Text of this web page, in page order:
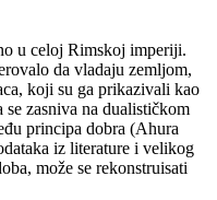
u celoj Rimskoj imperiji.
da vladaju zemljom,
koji su ga prikazivali kao
zasniva na dualističkom
principa dobra (Ahura
iz literature i velikog
može se rekonstruisati